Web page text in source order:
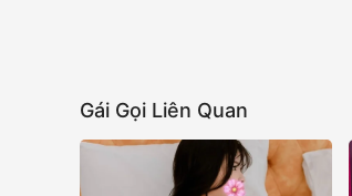
Gái Gọi Liên Quan